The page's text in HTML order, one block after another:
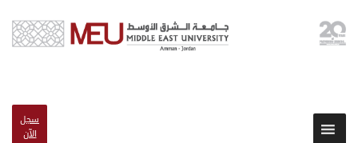
سجل
الآن